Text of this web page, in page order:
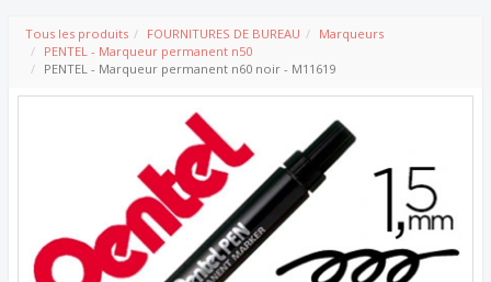
Tous les produits FOURNITURES DE BUREAU
Marqueurs
PENTEL - Marqueur permanent n50
PENTEL - Marqueur permanent n60 noir - M11619